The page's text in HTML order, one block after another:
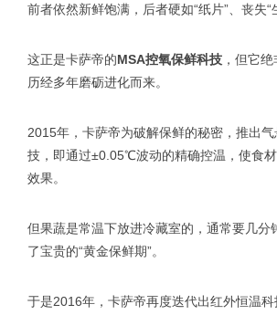
前者依然新鲜饱满，后者硬如“纸片”、丧失“
这正是卡萨帝的MSA控氧保鲜科技，但它绝
历经多年磨砺进化而来。
2015年，卡萨帝为破解保鲜的秘密，推出
技，即通过±0.05℃波动的精确控温，使食
效果。
但果蔬是常温下放进冷藏室的，通常要几分
了宝贵的“黄金保鲜期”。
于是2016年，卡萨帝再度迭代出红外恒温科